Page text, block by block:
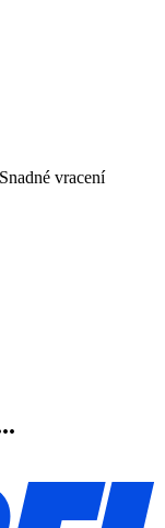
Snadné vracení